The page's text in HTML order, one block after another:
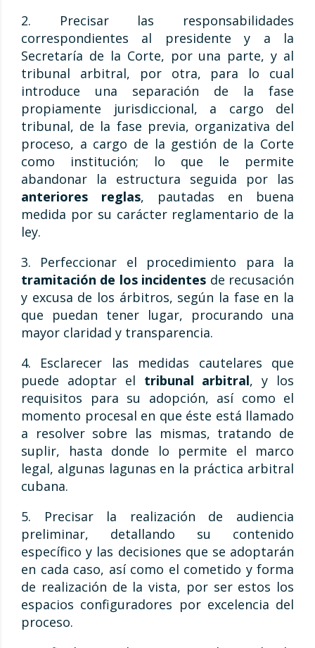
2. Precisar las responsabilidades
correspondientes al presidente y a la
Secretaría de la Corte, por una parte, y al
tribunal arbitral, por otra, para lo cual
introduce una separación de la fase
propiamente jurisdiccional, a cargo del
tribunal, de la fase previa, organizativa del
proceso, a cargo de la gestión de la Corte
como institución; lo que le permite
abandonar la estructura seguida por las
anteriores reglas, pautadas en buena
medida por su carácter reglamentario de la
ley.
3. Perfeccionar el procedimiento para la
tramitación de los incidentes de recusación
y excusa de los árbitros, según la fase en la
que puedan tener lugar, procurando una
mayor claridad y transparencia.
4. Esclarecer las medidas cautelares que
puede adoptar el tribunal arbitral, y los
requisitos para su adopción, así como el
momento procesal en que éste está llamado
a resolver sobre las mismas, tratando de
suplir, hasta donde lo permite el marco
legal, algunas lagunas en la práctica arbitral
cubana.
5. Precisar la realización de audiencia
preliminar, detallando su contenido
específico y las decisiones que se adoptarán
en cada caso, así como el cometido y forma
de realización de la vista, por ser estos los
espacios configuradores por excelencia del
proceso.